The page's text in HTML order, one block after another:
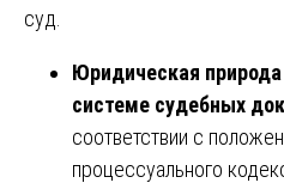
суд.
Юридическая
системе судебных
соответствии с
процессуального